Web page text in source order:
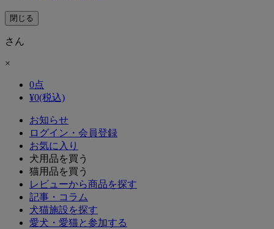
閉じる
さん
×
0点
¥0(税込)
お知らせ
ログイン・会員登録
お気に入り
犬用品を買う
猫用品を買う
レビューから商品を探す
記事・コラム
犬猫施設を探す
愛犬・愛猫と参加する